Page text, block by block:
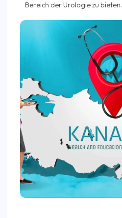
Bereich der Urologie zu bieten.